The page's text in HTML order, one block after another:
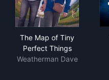
The Map of Tiny
Perfect Things
Weatherman Dave